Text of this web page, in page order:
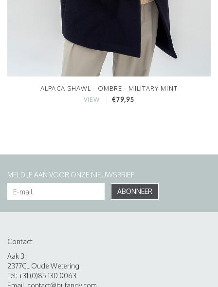
ALPACA SHAWL - OMBRE - MILITARY MINT
VIEW €79,95
MELD JE AAN VOOR ONZE NIEUWSBRIEF
ABONNEER
Contact
Aak 3
2377CL Oude Wetering
Tel: +31 (0)85 130 0063
Email: contact@bufandy.com